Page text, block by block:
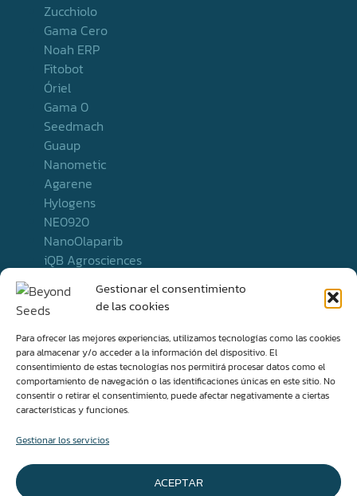
Gestionar el consentimiento
de las cookies
Para ofrecer las mejores experiencias, utilizamos tecnologías como las cookies
para almacenar y/o acceder a la información del dispositivo. El
consentimiento de estas tecnologías nos permitirá procesar datos como el
comportamiento de navegación o las identificaciones únicas en este sitio. No
consentir o retirar el consentimiento, puede afectar negativamente a ciertas
características y funciones.
Gestionar los servicios
ACEPTAR
Zucchiolo
Gama Cero
Noah ERP
Fitobot
Óriel
Gama 0
Seedmach
Guaup
Nanometic
Agarene
Hylogens
NE0920
NanoOlaparib
iQB Agrosciences
beChoc
Biomuscular Lab
Nuestro Grupo
Proyectos I+D+i
Contacto